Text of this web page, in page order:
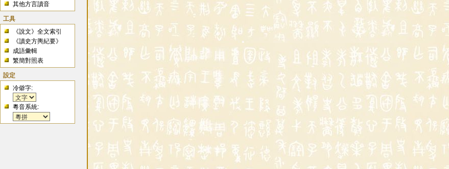
其他方言讀音
工具
《說文》全文索引
《讀史方輿紀要》
成語彙輯
繁簡對照表
設定
冷僻字:
粵音系統: